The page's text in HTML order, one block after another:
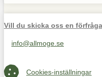
Vill du skicka oss en
Maila oss på info@allmoge.se
info@allmoge.se
Cookies-inställningar
Cookies-inställningar